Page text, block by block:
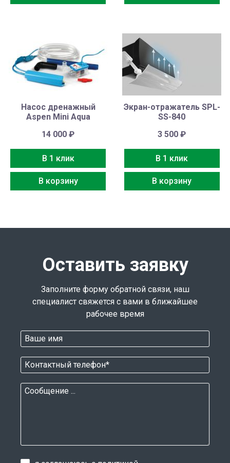
Насос дренажный
Aspen Mini Aqua
14 000₽
В 1 клик
В корзину
Экран-отражатель SPL-
SS-840
3 500₽
В 1 клик
В корзину
Оставить заявку
Заполните форму обратной связи, наш
специалист свяжется с вами в ближайшее
рабочее время